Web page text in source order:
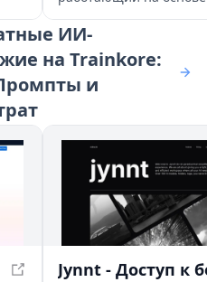
AI,
который помогает вам
широким спектром
ответов на вопросы и
предоставления
написании, решении
и многом другом.
ИИ-
на Trainkore:
и